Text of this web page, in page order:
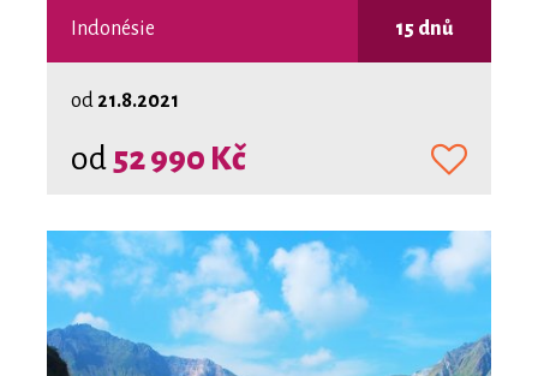
Indonésie 15 dnů
od 21.8.2021
od 52 990 Kč